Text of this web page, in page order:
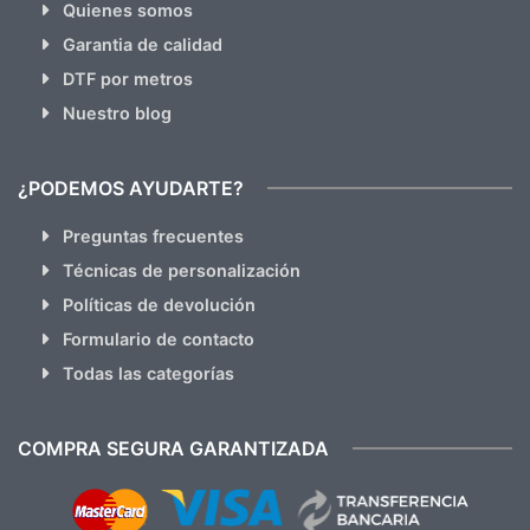
Quienes somos
Garantia de calidad
DTF por metros
Nuestro blog
¿PODEMOS AYUDARTE?
Preguntas frecuentes
Técnicas de personalización
Políticas de devolución
Formulario de contacto
Todas las categorías
COMPRA SEGURA GARANTIZADA